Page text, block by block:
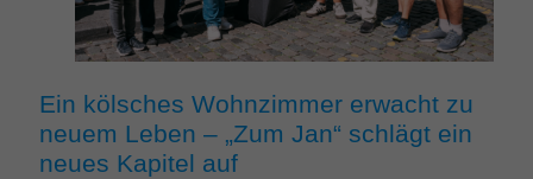
Ein kölsches Wohnzimmer erwacht zu
neuem Leben – „Zum Jan“ schlägt ein
neues Kapitel auf